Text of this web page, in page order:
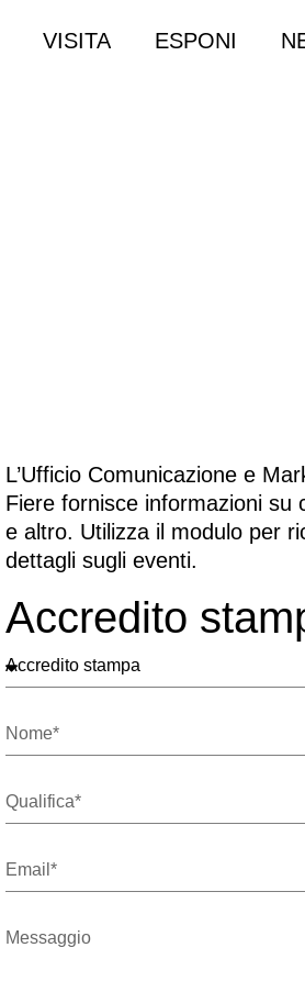
VISITA ESPONI
L’Ufficio Comunicazione e
Fiere fornisce informazioni su
e altro. Utilizza il modulo per
dettagli sugli eventi.
Accredito